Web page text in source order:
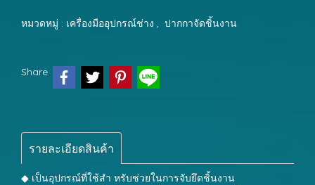
หมวดหมู่ : เครื่องมืออุปกรณ์ช่าง , ปากกาจัดชิ้นงาน
Share
รายละเอียดสินค้า
◆ เป็นอุปกรณ์ที่ใช้สำ หรับช่วยในการจับยึดชิ้นงาน